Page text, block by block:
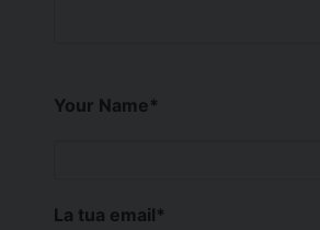
Your Name*
La tua email*